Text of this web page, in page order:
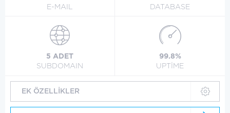
E-MAIL
DATABASE
5 ADET
SUBDOMAIN
99.8%
UPTİME
EK ÖZELLİKLER